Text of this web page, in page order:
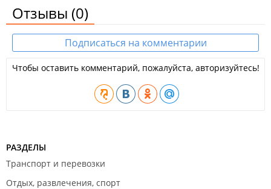
Отзывы (0)
Подписаться на комментарии
Чтобы оставить комментарий, пожалуйста, авторизуйтесь!
РАЗДЕЛЫ
Транспорт и перевозки
Отдых, развлечения, спорт